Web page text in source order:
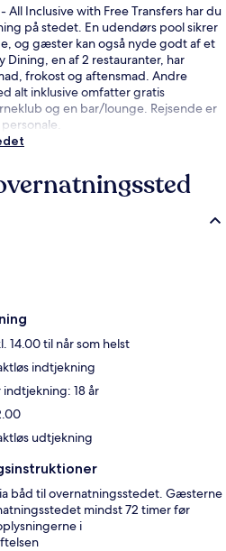
All Inclusive with Free Transfers har du
på stedet. En udendørs pool sikrer
og gæster kan også nyde godt af et
Dining, en af 2 restauranter, har
frokost og aftensmad. Andre
alt inklusive omfatter gratis
og en bar/lounge. Rejsende er
14.00 til når som helst
indtjekning
18 år
udtjekning
båd til overnatningsstedet. Gæsterne
mindst 72 timer før
i